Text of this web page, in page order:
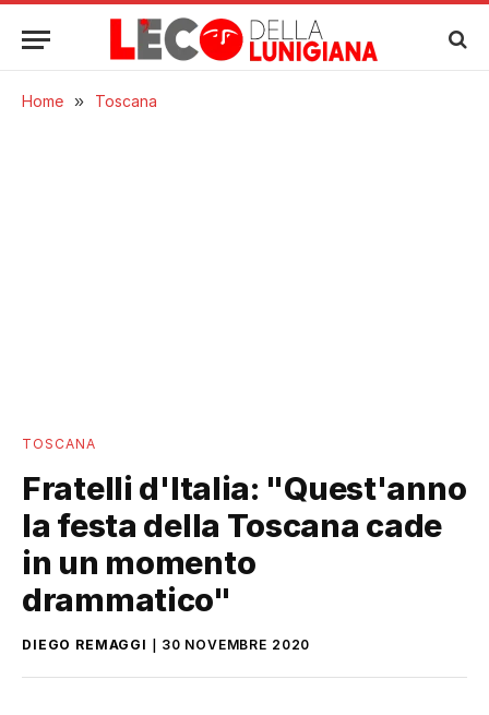
Home » Toscana
TOSCANA
Fratelli d'Italia: "Quest'anno
la festa della Toscana cade
in un momento
drammatico"
DIEGO REMAGGI 30 NOVEMBRE 2020